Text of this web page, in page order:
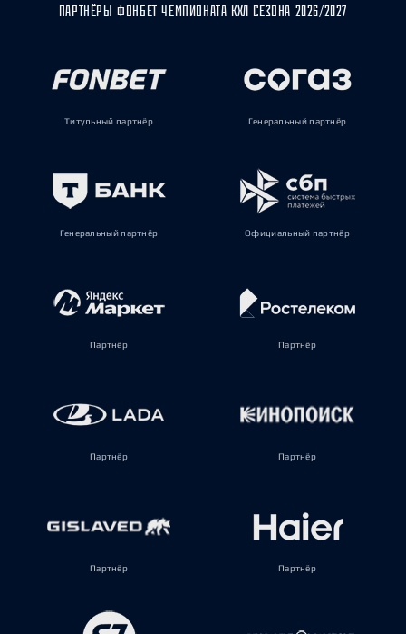
ПАРТНЁРЫ ФОНБЕТ ЧЕМПИОНАТА КХЛ СЕЗОНА 2026/2027
Титульный партнёр Генеральный партнёр
Генеральный партнёр Официальный партнёр
Партнёр Партнёр
Партнёр Партнёр
Партнёр Партнёр